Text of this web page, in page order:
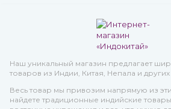
Наш уникальный магазин предлагает
товаров из Индии, Китая, Непала и
Весь товар мы привозим напрямую из
найдете традиционные индийские